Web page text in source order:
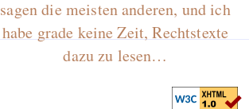
sagen die meisten anderen, und ich
habe grade keine Zeit, Rechtstexte
dazu zu lesen…
Es gibt Fakten
Measured
Graben-Neudorf,
West Germany